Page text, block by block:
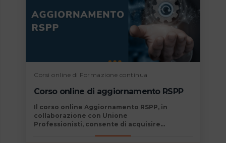
Corsi online di Formazione continua
Corso online di aggiornamento RSPP
Il corso online Aggiornamento RSPP, in
collaborazione con Unione
Professionisti, consente di acquisire